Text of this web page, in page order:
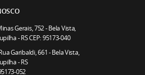
Gerais, 752 - Bela Vista,
- RS CEP: 95173-040
Garibaldi, 661 - Bela Vista,
- RS
052